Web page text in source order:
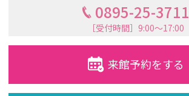
0895-25-3711
［受付時間］9:00〜17:00
来館予約をする